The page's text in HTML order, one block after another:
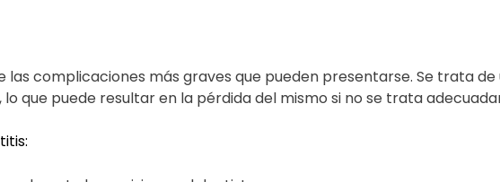
las complicaciones más graves que pueden presentarse. Se trata
que puede resultar en la pérdida del mismo si no se trata